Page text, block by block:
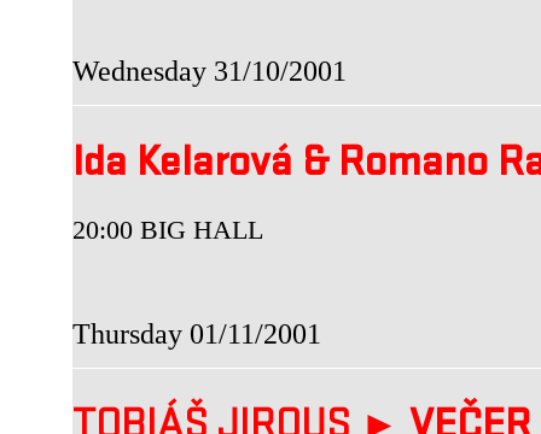
Wednesday 31/10/2001
Ida Kelarová & Romano
20:00 BIG HALL
Thursday 01/11/2001